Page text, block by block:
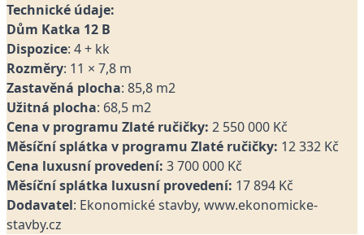
Technické údaje:
Dům Katka 12 B
Dispozice: 4 + kk
Rozměry: 11 × 7,8 m
Zastavěná plocha: 85,8 m2
Užitná plocha: 68,5 m2
Cena v programu Zlaté ručičky: 2 550 000 Kč
Měsíční splátka v programu Zlaté ručičky: 12 332 Kč
Cena luxusní provedení: 3 700 000 Kč
Měsíční splátka luxusní provedení: 17 894 Kč
Dodavatel: Ekonomické stavby, www.ekonomicke-
stavby.cz